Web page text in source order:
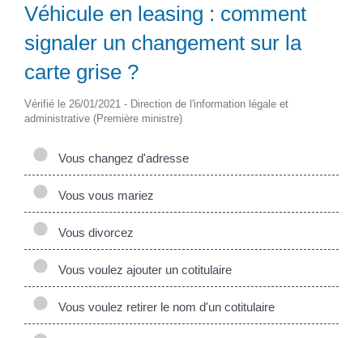
Véhicule en leasing : comment
signaler un changement sur la
carte grise ?
Vérifié le 26/01/2021 - Direction de l'information légale et
administrative (Première ministre)
Vous changez d'adresse
Vous vous mariez
Vous divorcez
Vous voulez ajouter un cotitulaire
Vous voulez retirer le nom d'un cotitulaire